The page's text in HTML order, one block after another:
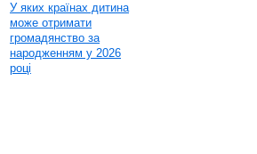
У яких країнах дитина
може отримати
громадянство за
народженням у 2026
році